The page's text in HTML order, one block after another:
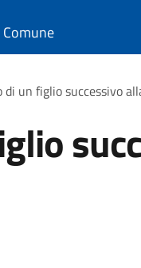
di un figlio successivo